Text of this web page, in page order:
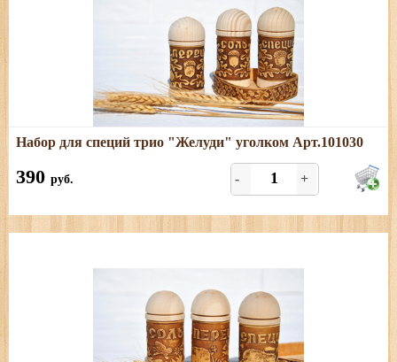
Подробнее
Размеры: длина - 18 см; ширина - 16 см; высота - 5 см
Набор для специй трио "Желуди" уголком Арт.101030
390 руб. - +